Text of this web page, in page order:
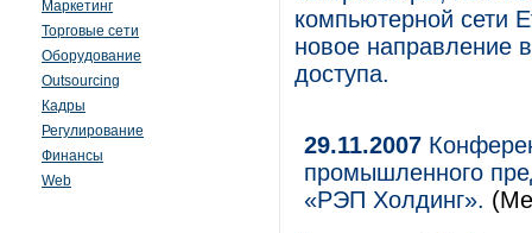
Маркетинг
Торговые сети
Оборудование
Outsourcing
Кадры
Регулирование
Финансы
Web
компьютерной сети
новое направление
доступа.
29.11.2007
промышленного
«РЭП Холдинг».